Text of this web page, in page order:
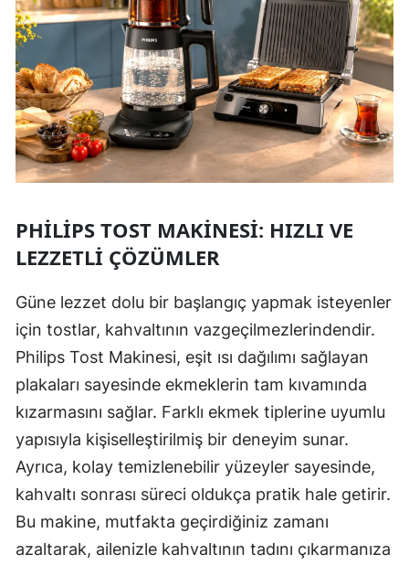
PHILIPS TOST MAKINESI: HIZLI VE
LEZZETLI ÇÖZÜMLER
Güne lezzet dolu bir başlangıç yapmak isteyenler
için tostlar, kahvaltının vazgeçilmezlerindendir.
Philips Tost Makinesi, eşit ısı dağılımı sağlayan
plakaları sayesinde ekmeklerin tam kıvamında
kızarmasını sağlar. Farklı ekmek tiplerine uyumlu
yapısıyla kişiselleştirilmiş bir deneyim sunar.
Ayrıca, kolay temizlenebilir yüzeyler sayesinde,
kahvaltı sonrası süreci oldukça pratik hale getirir.
Bu makine, mutfakta geçirdiğiniz zamanı
azaltarak, ailenizle kahvaltının tadını çıkarmanıza